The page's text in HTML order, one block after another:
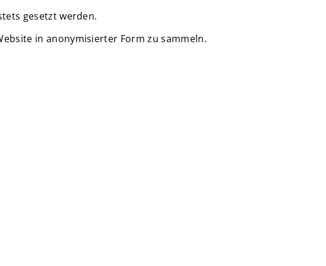
gesetzt werden.
in anonymisierter Form zu sammeln.